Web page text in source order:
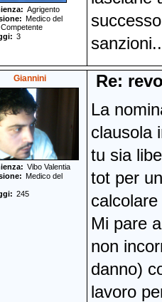
Agrigento
Medico del
3
Giannini
Vibo Valentia
Medico del
245
Re:
La
clausola
tu sia
tot per
Mi pare
non
danno)
lavoro